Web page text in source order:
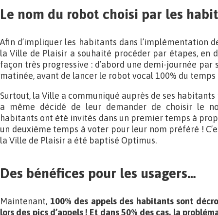
Le nom du robot choisi par les
Afin d’impliquer les habitants dans l’implémentation
la Ville de Plaisir a souhaité procéder par étapes, en
façon très progressive : d’abord une demi-journée par
matinée, avant de lancer le robot vocal 100% du
Surtout, la Ville a communiqué auprès de ses
a même décidé de leur demander de choisir le
habitants ont été invités dans un premier temps à
un deuxième temps à voter pour leur nom préféré !
la Ville de Plaisir a été baptisé Optimus.
Des bénéfices pour les usagers…
Maintenant, 100% des appels des habitants sont
lors des pics d’appels ! Et dans 50% des cas, la